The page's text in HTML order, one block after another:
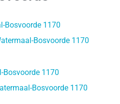
Bosvoorde 1170
Bosvoorde 1170
Bosvoorde 1170
Bosvoorde 1170